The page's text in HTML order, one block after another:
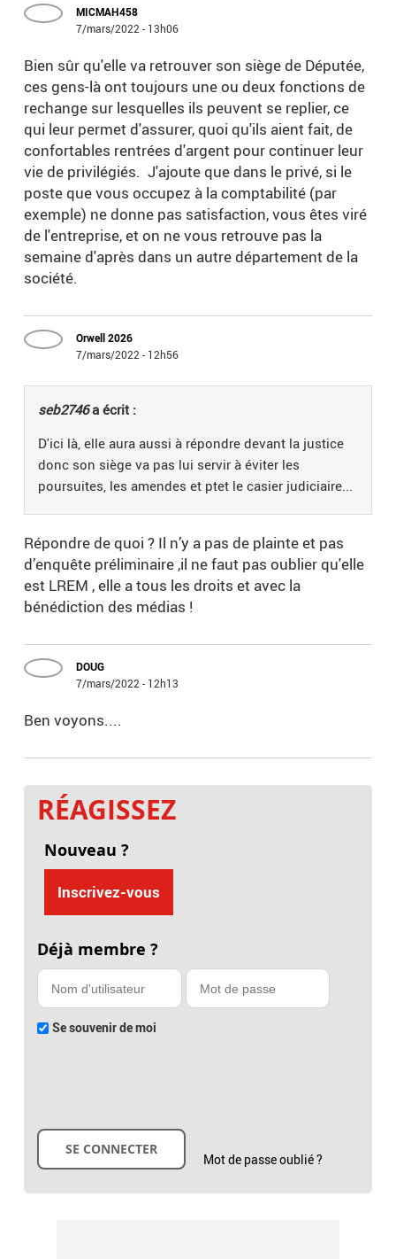
MICMAH458
7/mars/2022 - 13h06
Bien sûr qu'elle va retrouver son siège de Députée,
ces gens-là ont toujours une ou deux fonctions de
rechange sur lesquelles ils peuvent se replier, ce
qui leur permet d'assurer, quoi qu'ils aient fait, de
confortables rentrées d'argent pour continuer leur
vie de privilégiés. J'ajoute que dans le privé, si le
poste que vous occupez à la comptabilité (par
exemple) ne donne pas satisfaction, vous êtes viré
de l'entreprise, et on ne vous retrouve pas la
semaine d'après dans un autre département de la
société.
Orwell 2026
7/mars/2022 - 12h56
seb2746a écrit :
D'ici là, elle aura aussi à répondre devant la justice
donc son siège va pas lui servir à éviter les
poursuites, les amendes et ptet le casier judiciaire...
Répondre de quoi ? Il n’y a pas de plainte et pas
d’enquête préliminaire ,il ne faut pas oublier qu'elle
est LREM , elle a tous les droits et avec la
bénédiction des médias !
DOUG
7/mars/2022 - 12h13
Ben voyons....
RÉAGISSEZ
Nouveau ?
Inscrivez-vous
Déjà membre ?
Se souvenir de moi
Mot de passe oublié ?